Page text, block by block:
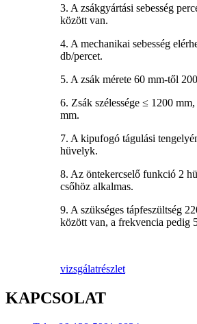
3. A zsákgyártási sebesség
között van.
4. A mechanikai sebesség
db/percet.
5. A zsák mérete 60 mm-től
6. Zsák szélessége ≤ 1200
mm.
7. A kipufogó tágulási
hüvelyk.
8. Az öntekercselő funkció 2
csőhöz alkalmas.
9. A szükséges tápfeszültség
között van, a frekvencia pedig
vizsgálatrészlet
KAPCSOLAT